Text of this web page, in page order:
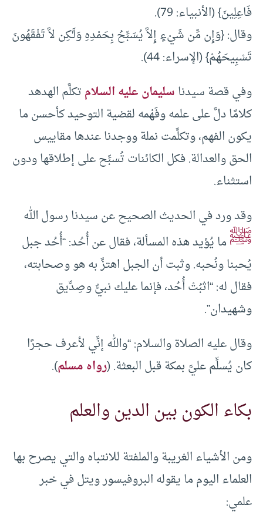
فَاعِلِينَ} (الأنبياء: 79).
وقال: {وَإِن مِّن شَيْءٍ إِلاَّ يُسَبِّحُ بِحَمْدِهِ وَلَـٰكِن لاَّ تَفْقَهُونَ
تَسْبِيحَهُمْ} (الإسراء: 44).
وفي قصة سيدناسليمان عليه السلامتكلَّم الهدهد
كلامًا دلَّ على علمه وفَهْمه لقضية التوحيد كأحسن ما
يكون الفهم، وتكلَّمت نملة ووجدنا عندها مقاييس
الحق والعدالة. فكل الكائنات تُسبِّح على إطلاقها ودون
استثناء.
وقد ورد في الحديث الصحيح عن سيدنا رسول الله
ﷺما يُؤيد هذه المسألة، فقال عن أُحُد: “أُحُد جبل
يُحبنا ونُحبه. وثبت أن الجبل اهتزَّ به هو وصحابته،
فقال له: “اثبُتْ أُحُد، فإنما عليك نبيٌّ وصِدِّيق
وشهيدان”.
وقال عليه الصلاة والسلام: “والله إنِّي لأعرف حجرًا
كان يُسلِّم عليَّ بمكة قبل البعثة. (رواه مسلم).
بكاء الكون بين الدين والعلم
ومن الأشياء الغريبة والملفتة للانتباه والتي يصرح بها
العلماء اليوم ما يقوله البروفيسور ويتل في خبر
علمي: